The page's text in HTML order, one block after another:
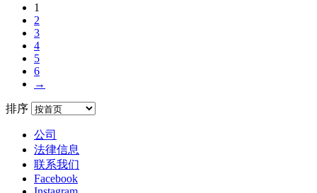
1
2
3
4
5
6
→
排序
公司
法律信息
联系我们
Facebook